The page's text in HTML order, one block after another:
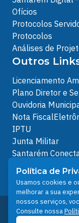
Ofícios
Protocolos
Protocolos
Análises de
Outros
Licenciamento
Plano Diretor e
Ouvidoria
Nota
IPTU
Junta Militar
Santarém
Política de
People
Desenvolvido
Tecnologia da
Política de
Usamos cookies e
melhorar a sua
nossos serviços,
Consulte nossa